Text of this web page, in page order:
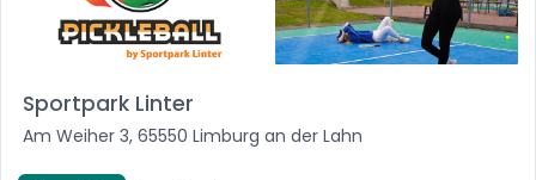
Sportpark Linter
Am Weiher 3, 65550 Limburg an der Lahn